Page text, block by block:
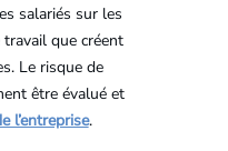
salariés sur les
que créent
Le risque de
être évalué et
l’entreprise.